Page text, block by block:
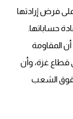
فرض إرادتها
حساباتها.
أن المقاومة
غزة، وأن
الشعب